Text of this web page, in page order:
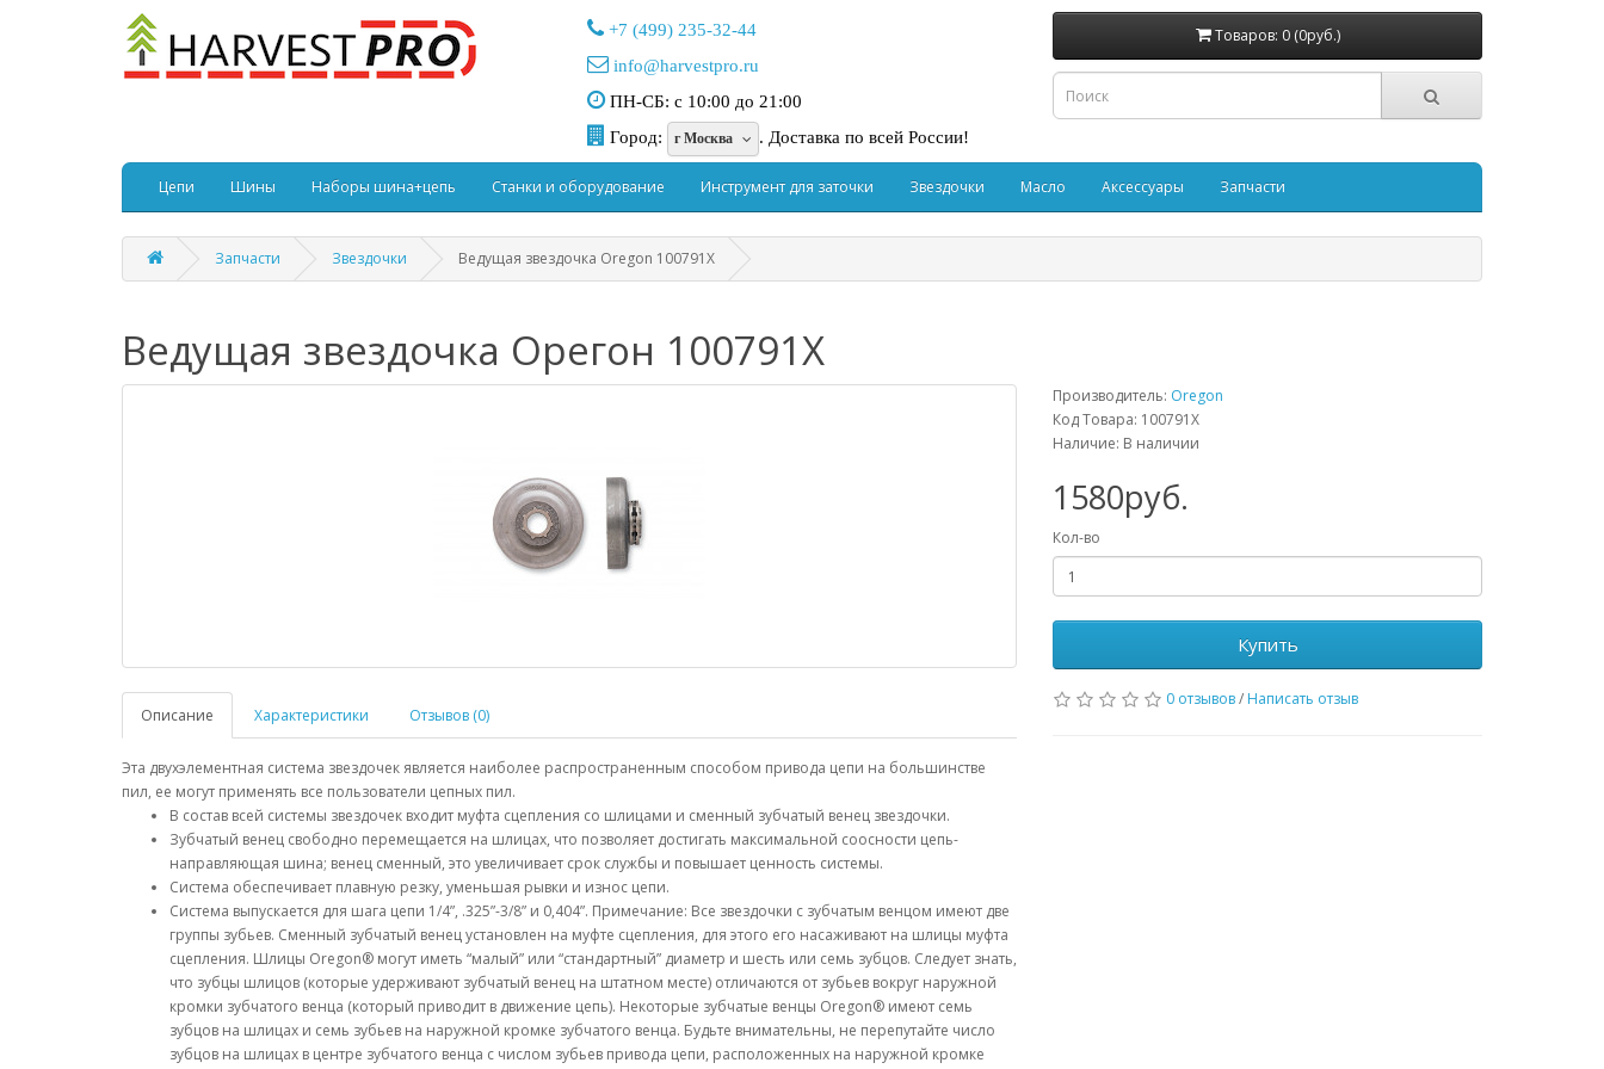
+7 (499) 235-32-44
info@harvestpro.ru
ПН-СБ: с 10:00 до 21:00
Город:
г Москва . Доставка по всей России!
Товаров: 0 (0руб.)
Цепи Шины Наборы шина+цепь Станки и оборудование Инструмент для заточки Звездочки Масло Аксессуары Запчасти
Запчасти Звездочки Ведущая звездочка Oregon 100791X
Ведущая звездочка Орегон 100791X
Описание Характеристики Отзывов (0)
Эта двухэлементная система звездочек является наиболее распространенным способом привода цепи на большинстве
пил, ее могут применять все пользователи цепных пил.
В состав всей системы звездочек входит муфта сцепления со шлицами и сменный зубчатый венец звездочки.
Зубчатый венец свободно перемещается на шлицах, что позволяет достигать максимальной соосности цепь-
направляющая шина; венец сменный, это увеличивает срок службы и повышает ценность системы.
Система обеспечивает плавную резку, уменьшая рывки и износ цепи.
Система выпускается для шага цепи 1/4”, .325”-3/8” и 0,404”. Примечание: Все звездочки с зубчатым венцом имеют две
группы зубьев. Сменный зубчатый венец установлен на муфте сцепления, для этого его насаживают на шлицы муфта
сцепления. Шлицы Oregon® могут иметь “малый” или “стандартный” диаметр и шесть или семь зубцов. Следует знать,
что зубцы шлицов (которые удерживают зубчатый венец на штатном месте) отличаются от зубьев вокруг наружной
кромки зубчатого венца (который приводит в движение цепь). Некоторые зубчатые венцы Oregon® имеют семь
зубцов на шлицах и семь зубьев на наружной кромке зубчатого венца. Будьте внимательны, не перепутайте число
зубцов на шлицах в центре зубчатого венца с числом зубьев привода цепи, расположенных на наружной кромке
Производитель: Oregon
Код Товара: 100791X
Наличие: В наличии
1580руб.
Кол-во
Купить
0 отзывов/ Написать отзыв